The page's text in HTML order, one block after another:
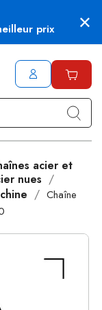
prix
acier et
nues
Chaîne